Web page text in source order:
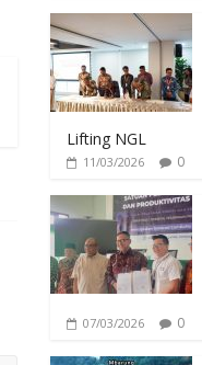
Lifting NGL
11/03/2026 0
07/03/2026 0